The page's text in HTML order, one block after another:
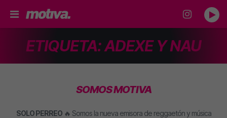
ETIQUETA:ADEXE Y NAU
SOMOS MOTIVA
SOLO PERREO🔥 Somos la nueva emisora de reggaetón y música